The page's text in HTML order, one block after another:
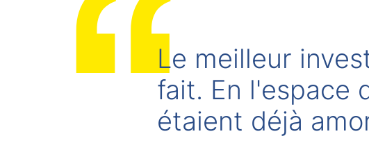
Le meilleur
fait. En l'espace
étaient déjà